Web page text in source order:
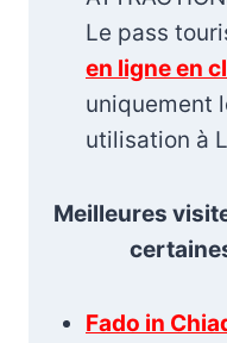
Le pass
en ligne en
uniquement
utilisation à
Meilleures
Fado in